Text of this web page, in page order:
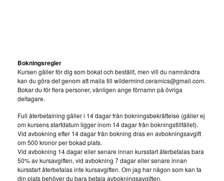
Bokningsregler
Kursen gäller för dig som bokat och beställt, men vill du namnändra
kan du göra det genom att maila till wildermind.ceramics@gmail.com.
Bokar du för flera personer, vänligen ange förnamn på övriga
deltagare.
Full återbetalning gäller i 14 dagar från bokningsbekräftelse (gäller ej
om kursens startdatum ligger inom 14 dagar från bokningstillfället).
Vid avbokning efter 14 dagar från bokning dras en avbokningsavgift
om 500 kronor per bokad plats.
Vid avbokning 14 dagar eller senare innan kursstart återbetalas bara
50% av kursavgiften, vid avbokning 7 dagar eller senare innan
kursstart återbetalas inte kursavgiften. Om jag har någon som kan ta
din plats behöver du bara betala avbokningsavgiften.